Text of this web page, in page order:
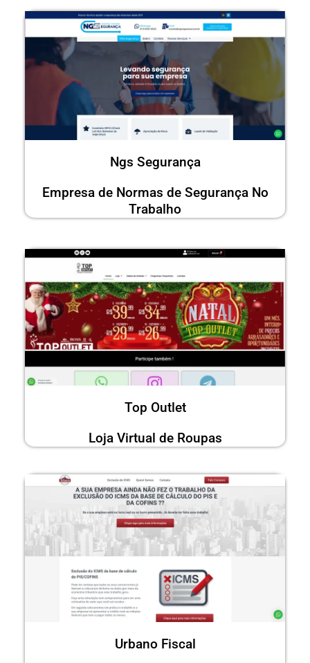
Ngs Segurança
Empresa de Normas de Segurança No
Trabalho
Top Outlet
Loja Virtual de Roupas
Urbano Fiscal